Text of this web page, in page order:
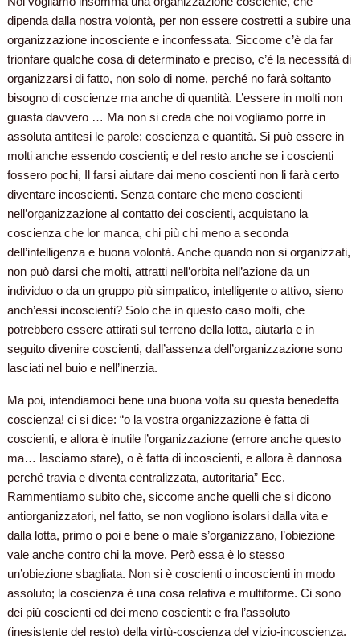
dipenda dalla nostra volontà, per non essere costretti a subire una
organizzazione incosciente e inconfessata. Siccome c’è da far
trionfare qualche cosa di determinato e preciso, c’è la necessità di
organizzarsi di fatto, non solo di nome, perché no farà soltanto
bisogno di coscienze ma anche di quantità. L’essere in molti non
guasta davvero … Ma non si creda che noi vogliamo porre in
assoluta antitesi le parole: coscienza e quantità. Si può essere in
molti anche essendo coscienti; e del resto anche se i coscienti
fossero pochi, Il farsi aiutare dai meno coscienti non li farà certo
diventare incoscienti. Senza contare che meno coscienti
nell’organizzazione al contatto dei coscienti, acquistano la
coscienza che lor manca, chi più chi meno a seconda
dell’intelligenza e buona volontà. Anche quando non si organizzati,
non può darsi che molti, attratti nell’orbita nell’azione da un
individuo o da un gruppo più simpatico, intelligente o attivo, sieno
anch’essi incoscienti? Solo che in questo caso molti, che
potrebbero essere attirati sul terreno della lotta, aiutarla e in
seguito divenire coscienti, dall’assenza dell’organizzazione sono
lasciati nel buio e nell’inerzia.
Ma poi, intendiamoci bene una buona volta su questa benedetta
coscienza! ci si dice: “o la vostra organizzazione è fatta di
coscienti, e allora è inutile l’organizzazione (errore anche questo
ma… lasciamo stare), o è fatta di incoscienti, e allora è dannosa
perché travia e diventa centralizzata, autoritaria” Ecc.
Rammentiamo subito che, siccome anche quelli che si dicono
antiorganizzatori, nel fatto, se non vogliono isolarsi dalla vita e
dalla lotta, primo o poi e bene o male s’organizzano, l’obiezione
vale anche contro chi la move. Però essa è lo stesso
un’obiezione sbagliata. Non si è coscienti o incoscienti in modo
assoluto; la coscienza è una cosa relativa e multiforme. Ci sono
dei più coscienti ed dei meno coscienti: e fra l’assoluto
(inesistente del resto) della virtù-coscienza del vizio-incoscienza,